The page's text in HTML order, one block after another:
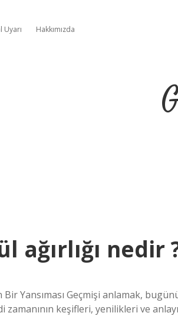
Uyarı Hakkımızda
ağırlığı nedir
Bir Yansıması Geçmişi anlamak,
zamanının keşifleri, yenilikleri ve